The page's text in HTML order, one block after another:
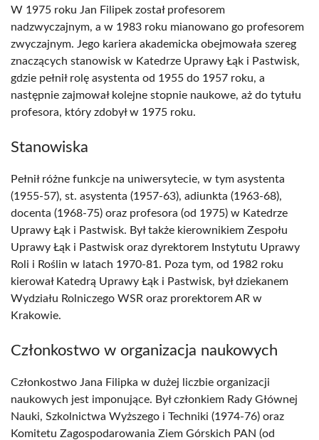
W 1975 roku Jan Filipek został profesorem
nadzwyczajnym, a w 1983 roku mianowano go profesorem
zwyczajnym. Jego kariera akademicka obejmowała szereg
znaczących stanowisk w Katedrze Uprawy Łąk i Pastwisk,
gdzie pełnił rolę asystenta od 1955 do 1957 roku, a
następnie zajmował kolejne stopnie naukowe, aż do tytułu
profesora, który zdobył w 1975 roku.
Stanowiska
Pełnił różne funkcje na uniwersytecie, w tym asystenta
(1955-57), st. asystenta (1957-63), adiunkta (1963-68),
docenta (1968-75) oraz profesora (od 1975) w Katedrze
Uprawy Łąk i Pastwisk. Był także kierownikiem Zespołu
Uprawy Łąk i Pastwisk oraz dyrektorem Instytutu Uprawy
Roli i Roślin w latach 1970-81. Poza tym, od 1982 roku
kierował Katedrą Uprawy Łąk i Pastwisk, był dziekanem
Wydziału Rolniczego WSR oraz prorektorem AR w
Krakowie.
Członkostwo w organizacja naukowych
Członkostwo Jana Filipka w dużej liczbie organizacji
naukowych jest imponujące. Był członkiem Rady Głównej
Nauki, Szkolnictwa Wyższego i Techniki (1974-76) oraz
Komitetu Zagospodarowania Ziem Górskich PAN (od